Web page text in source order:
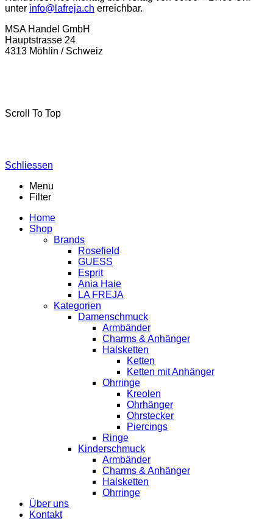
unter info@lafreja.ch erreichbar.
MSA Handel GmbH
Hauptstrasse 24
4313 Möhlin / Schweiz
Scroll To Top
Schliessen
Menu
Filter
Home
Shop
Brands
Rosefield
GUESS
Esprit
Ania Haie
LA FREJA
Kategorien
Damenschmuck
Armbänder
Charms & Anhänger
Halsketten
Ketten
Ketten mit Anhänger
Ohrringe
Kreolen
Ohrhänger
Ohrstecker
Piercings
Ringe
Kinderschmuck
Armbänder
Charms & Anhänger
Halsketten
Ohrringe
Über uns
Kontakt